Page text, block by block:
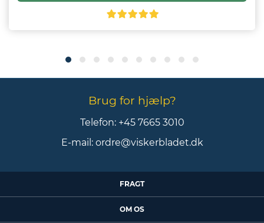
Brug for hjælp?
Telefon: +45 7665 3010
E-mail: ordre@viskerbladet.dk
FRAGT
OM OS